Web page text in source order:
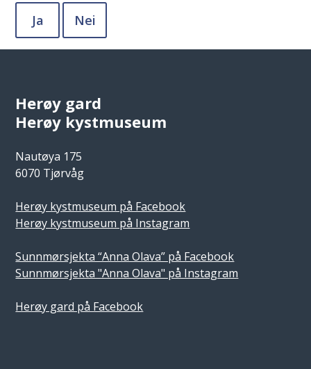
Ja Nei
Herøy gard
Herøy kystmuseum
Nautøya 175
6070 Tjørvåg
Herøy kystmuseum på Facebook
Herøy kystmuseum på Instagram
Sunnmørsjekta “Anna Olava” på Facebook
Sunnmørsjekta "Anna Olava" på Instagram
Herøy gard på Facebook